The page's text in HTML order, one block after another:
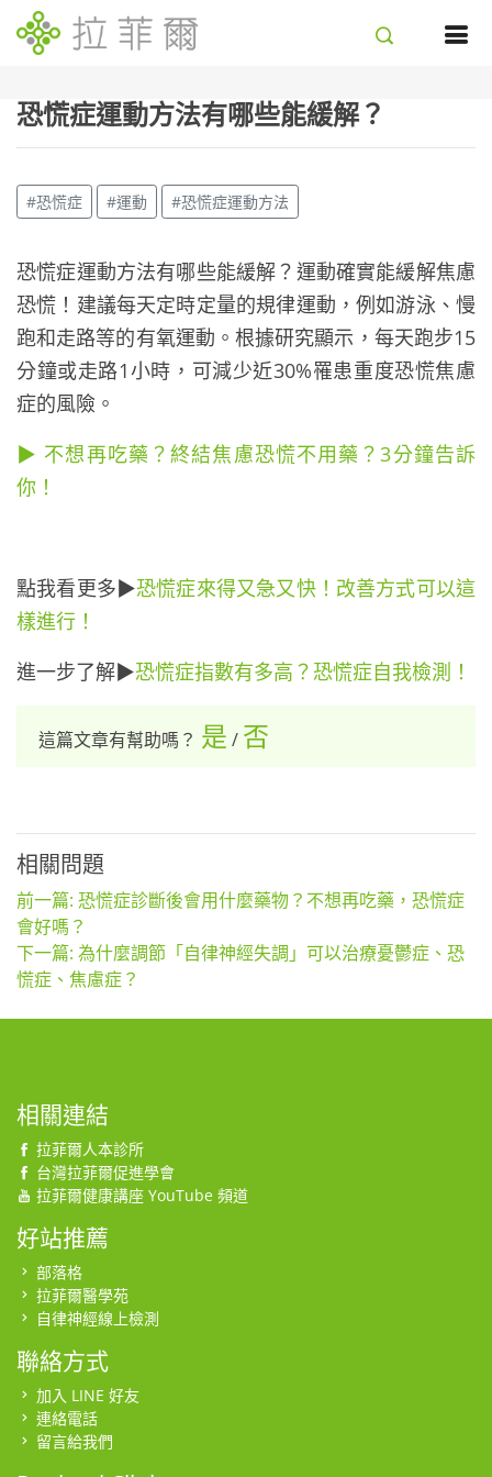
恐慌症運動方法有哪些能緩解？
#恐慌症 #運動 #恐慌症運動方法
恐慌症運動方法有哪些能緩解？運動確實能緩解焦慮
恐慌！建議每天定時定量的規律運動，例如游泳、慢
跑和走路等的有氧運動。根據研究顯示，每天跑步15
分鐘或走路1小時，可減少近30%罹患重度恐慌焦慮
症的風險。
▶ 不想再吃藥？終結焦慮恐慌不用藥？3分鐘告訴
你！
點我看更多▶恐慌症來得又急又快！改善方式可以這
樣進行！
進一步了解▶恐慌症指數有多高？恐慌症自我檢測！
這篇文章有幫助嗎？ 是 / 否
相關問題
前一篇: 恐慌症診斷後會用什麼藥物？不想再吃藥，恐慌症
會好嗎？
下一篇: 為什麼調節「自律神經失調」可以治療憂鬱症、恐
慌症、焦慮症？
相關連結
拉菲爾人本診所
台灣拉菲爾促進學會
拉菲爾健康講座 YouTube 頻道
好站推薦
部落格
拉菲爾醫學苑
自律神經線上檢測
聯絡方式
加入 LINE 好友
連絡電話
留言給我們